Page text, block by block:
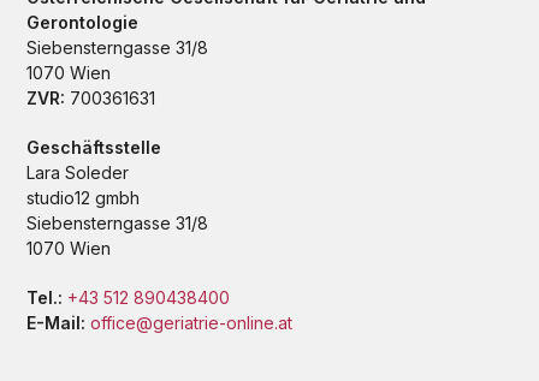
Gerontologie
Siebensterngasse 31/8
1070 Wien
ZVR: 700361631
Geschäftsstelle
Lara Soleder
studio12 gmbh
Siebensterngasse 31/8
1070 Wien
Tel.: +43 512 890438400
E-Mail: office@geriatrie-online.at